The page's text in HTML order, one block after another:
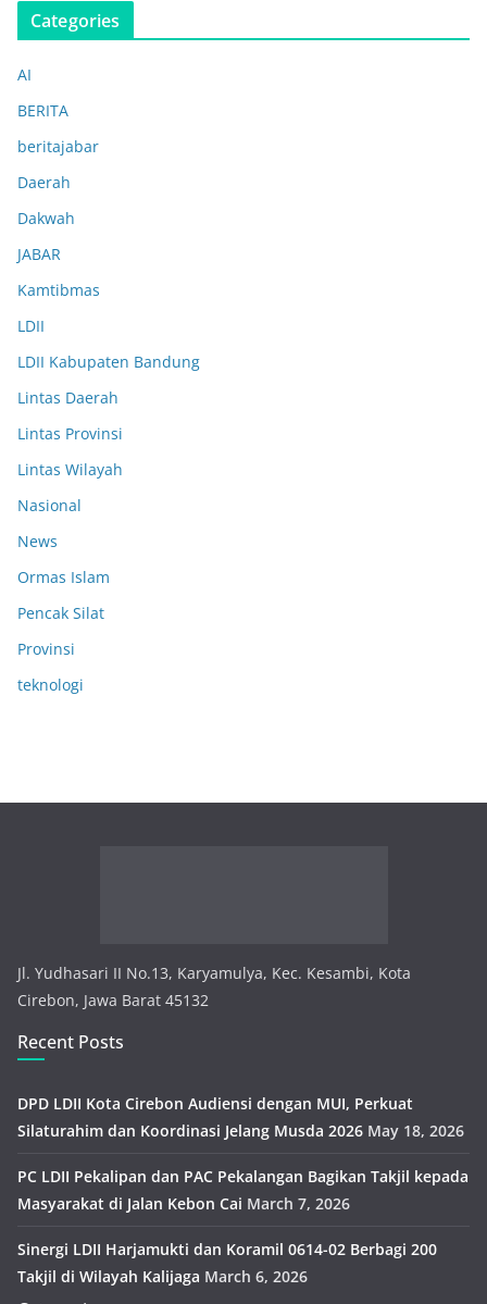
Categories
AI
BERITA
beritajabar
Daerah
Dakwah
JABAR
Kamtibmas
LDII
LDII Kabupaten Bandung
Lintas Daerah
Lintas Provinsi
Lintas Wilayah
Nasional
News
Ormas Islam
Pencak Silat
Provinsi
teknologi
Jl. Yudhasari II No.13, Karyamulya, Kec. Kesambi, Kota
Cirebon, Jawa Barat 45132
Recent Posts
DPD LDII Kota Cirebon Audiensi dengan MUI, Perkuat
Silaturahim dan Koordinasi Jelang Musda 2026 May 18, 2026
PC LDII Pekalipan dan PAC Pekalangan Bagikan Takjil kepada
Masyarakat di Jalan Kebon Cai March 7, 2026
Sinergi LDII Harjamukti dan Koramil 0614-02 Berbagi 200
Takjil di Wilayah Kalijaga March 6, 2026